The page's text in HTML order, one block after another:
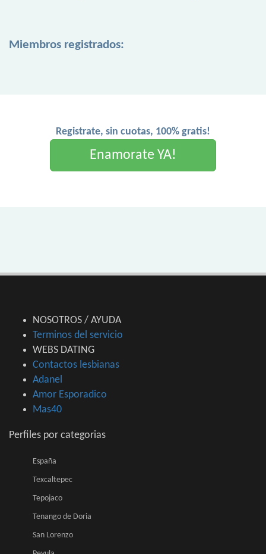
Miembros registrados:
Registrate, sin cuotas, 100% gratis!
Enamorate YA!
NOSOTROS / AYUDA
Terminos del servicio
WEBS DATING
Contactos lesbianas
Adanel
Amor Esporadico
Mas40
Perfiles por categorias
España
Texcaltepec
Tepojaco
Tenango de Doria
San Lorenzo